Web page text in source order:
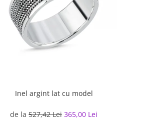
Inel argint lat cu model
de la 527,42 Lei 365,00 Lei